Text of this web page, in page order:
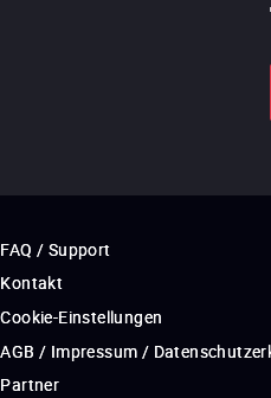
FAQ / Support
Kontakt
Cookie-Einstellungen
AGB / Impressum /
Partner